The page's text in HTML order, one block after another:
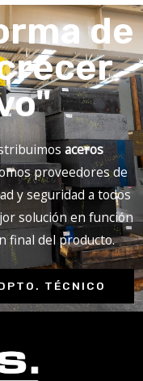
de
aceros
proveedores de
y seguridad a todos
solución en función
final del producto.
TÉCNICO